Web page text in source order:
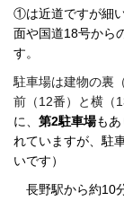
①は近道ですが細
面や国道18号から
す。
駐車場は建物の裏
前（12番）と横（
に、 第2駐車場もあ
れていますが、駐
いです）
長野駅から約10